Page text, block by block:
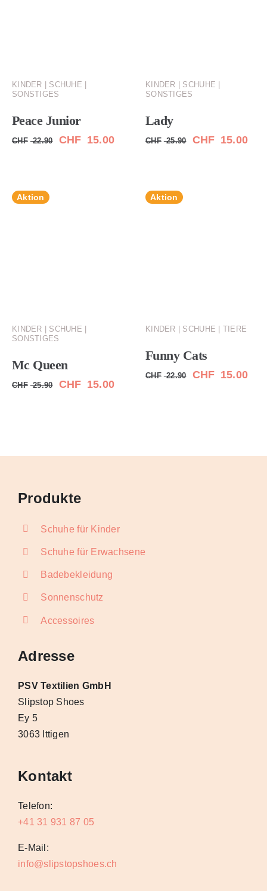
KINDER | SCHUHE |
SONSTIGES
Peace Junior
CHF 22.90
Ursprünglicher
CHF 15.00Aktueller
CHF 15.00.
KINDER | SCHUHE |
SONSTIGES
Lady
CHF 25.90
Ursprünglicher
CHF 15.00
KINDER | SCHUHE |
SONSTIGES
Mc Queen
Aktion
CHF 25.90
Ursprünglicher
CHF 15.00Aktueller
KINDER | SCHUHE | TIERE
Funny Cats
Aktion
CHF 22.90
Ursprünglicher
CHF 15.00
Produkte
Schuhe für Kinder
Schuhe für Erwachsene
Badebekleidung
Sonnenschutz
Accessoires
Adresse
PSV Textilien GmbH
Slipstop Shoes
Ey 5
3063 Ittigen
Kontakt
Telefon:
+41 31 931 87 05
E-Mail:
info@slipstopshoes.ch